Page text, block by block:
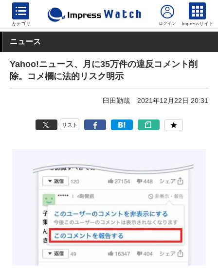
カテゴリ Impressサイト
ニュース
Yahoo!ニュース、月に35万件の違反コメント削
除。コメ欄に法的リスク明示
臼田勤哉 2021年12月22日 20:31
リスト